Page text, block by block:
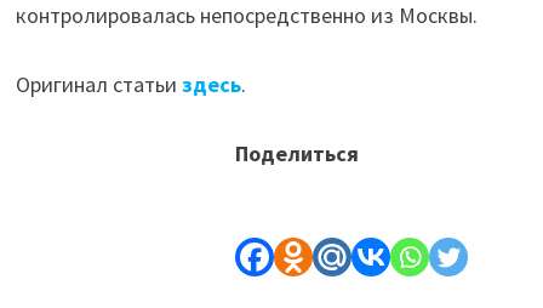
контролировалась непосредственно из Москвы.
Оригинал статьи здесь.
Поделиться